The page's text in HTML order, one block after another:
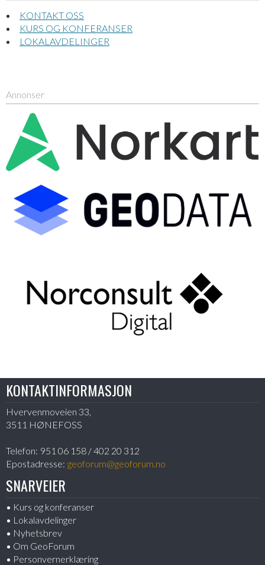
KONTAKT OSS
KURS OG KONFERANSER
LOKALAVDELINGER
Annonser
KONTAKTINFORMASJON
Hvervenmoveien 33,
3511 HØNEFOSS
Telefon: 951 06 158 / 402 20 312
Epostadresse: geoforum@geoforum.no
SNARVEIER
Kurs og konferanser
Lokalavdelinger
Nyhetsbrev
Om GeoForum
Personvernerklæring